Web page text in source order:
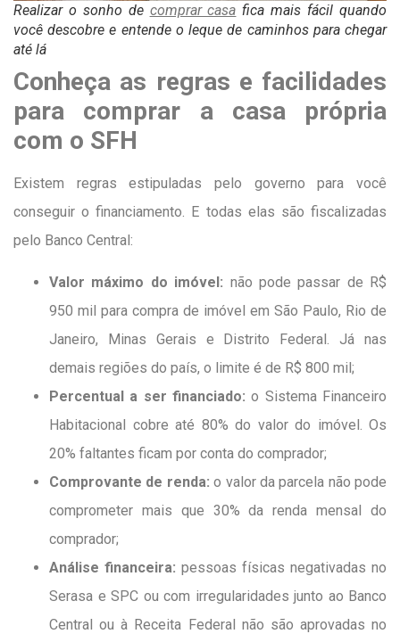
Realizar o sonho de comprar casa fica mais fácil quando
você descobre e entende o leque de caminhos para chegar
até lá
Conheça as regras e facilidades
para comprar a casa própria
com o SFH
Existem regras estipuladas pelo governo para você
conseguir o financiamento. E todas elas são fiscalizadas
pelo Banco Central:
Valor máximo do imóvel: não pode passar de R$
950 mil para compra de imóvel em São Paulo, Rio de
Janeiro, Minas Gerais e Distrito Federal. Já nas
demais regiões do país, o limite é de R$ 800 mil;
Percentual a ser financiado:o Sistema Financeiro
Habitacional cobre até 80% do valor do imóvel. Os
20% faltantes ficam por conta do comprador;
Comprovante de renda:o valor da parcela não pode
comprometer mais que 30% da renda mensal do
comprador;
Análise financeira: pessoas físicas negativadas no
Serasa e SPC ou com irregularidades junto ao Banco
Central ou à Receita Federal não são aprovadas no